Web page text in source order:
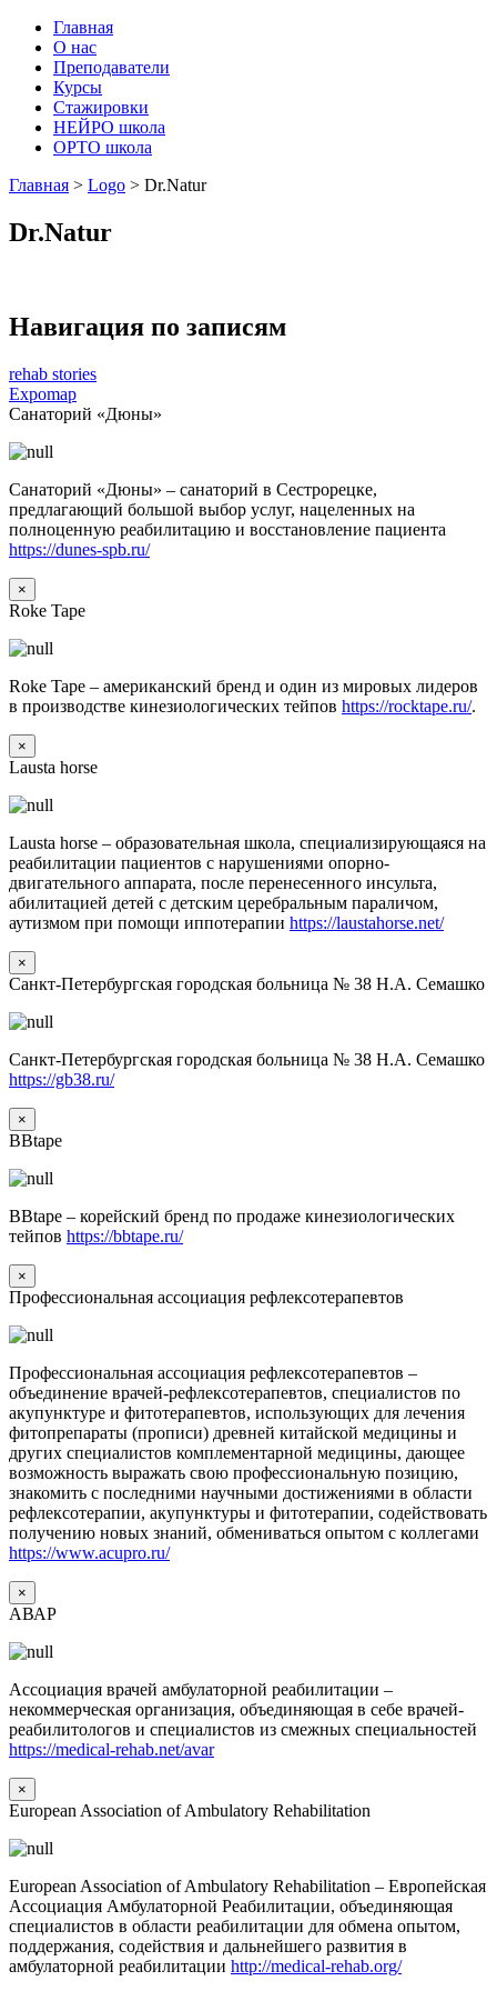
Главная
О нас
Преподаватели
Курсы
Стажировки
НЕЙРО школа
ОРТО школа
Главная > Logo > Dr.Natur
Dr.Natur
Навигация по записям
rehab stories
Expomap
Санаторий «Дюны»
Санаторий «Дюны» – санаторий в Сестрорецке,
предлагающий большой выбор услуг, нацеленных на
полноценную реабилитацию и восстановление пациента
https://dunes-spb.ru/
×
Roke Tape
Roke Tape – американский бренд и один из мировых лидеров
в производстве кинезиологических тейпов https://rocktape.ru/.
×
Lausta horse
Lausta horse – образовательная школа, специализирующаяся на
реабилитации пациентов с нарушениями опорно-
двигательного аппарата, после перенесенного инсульта,
абилитацией детей с детским церебральным параличом,
аутизмом при помощи иппотерапии https://laustahorse.net/
×
Санкт-Петербургская городская больница № 38 Н.А. Семашко
Санкт-Петербургская городская больница № 38 Н.А. Семашко
https://gb38.ru/
×
BBtape
BBtape – корейский бренд по продаже кинезиологических
тейпов https://bbtape.ru/
×
Профессиональная ассоциация рефлексотерапевтов
Профессиональная ассоциация рефлексотерапевтов –
объединение врачей-рефлексотерапевтов, специалистов по
акупунктуре и фитотерапевтов, использующих для лечения
фитопрепараты (прописи) древней китайской медицины и
других специалистов комплементарной медицины, дающее
возможность выражать свою профессиональную позицию,
знакомить с последними научными достижениями в области
рефлексотерапии, акупунктуры и фитотерапии, содействовать
получению новых знаний, обмениваться опытом с коллегами
https://www.acupro.ru/
×
АВАР
Ассоциация врачей амбулаторной реабилитации –
некоммерческая организация, объединяющая в себе врачей-
реабилитологов и специалистов из смежных специальностей
https://medical-rehab.net/avar
×
European Association of Ambulatory Rehabilitation
European Association of Ambulatory Rehabilitation – Европейская
Ассоциация Амбулаторной Реабилитации, объединяющая
специалистов в области реабилитации для обмена опытом,
поддержания, содействия и дальнейшего развития в
амбулаторной реабилитации http://medical-rehab.org/